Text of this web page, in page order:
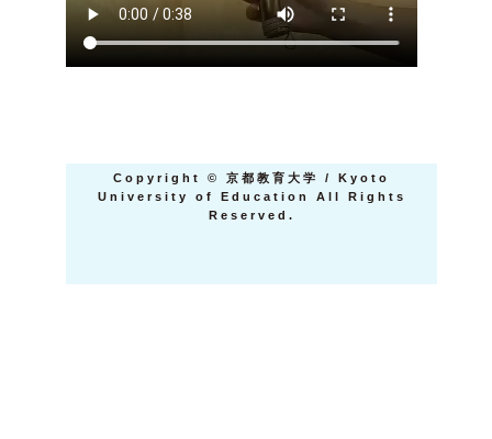
Copyright ©
京都教育大学 / Kyoto
University of Education All Rights
Reserved.